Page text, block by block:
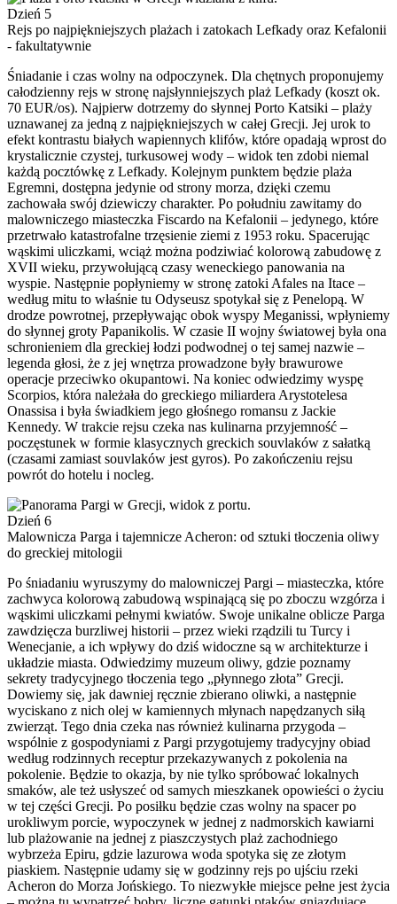
Dzień 5
Rejs po najpiękniejszych plażach i zatokach Lefkady oraz Kefalonii
- fakultatywnie
Śniadanie i czas wolny na odpoczynek. Dla chętnych proponujemy
całodzienny rejs w stronę najsłynniejszych plaż Lefkady (koszt ok.
70 EUR/os). Najpierw dotrzemy do słynnej Porto Katsiki – plaży
uznawanej za jedną z najpiękniejszych w całej Grecji. Jej urok to
efekt kontrastu białych wapiennych klifów, które opadają wprost do
krystalicznie czystej, turkusowej wody – widok ten zdobi niemal
każdą pocztówkę z Lefkady. Kolejnym punktem będzie plaża
Egremni, dostępna jedynie od strony morza, dzięki czemu
zachowała swój dziewiczy charakter. Po południu zawitamy do
malowniczego miasteczka Fiscardo na Kefalonii – jedynego, które
przetrwało katastrofalne trzęsienie ziemi z 1953 roku. Spacerując
wąskimi uliczkami, wciąż można podziwiać kolorową zabudowę z
XVII wieku, przywołującą czasy weneckiego panowania na
wyspie. Następnie popłyniemy w stronę zatoki Afales na Itace –
według mitu to właśnie tu Odyseusz spotykał się z Penelopą. W
drodze powrotnej, przepływając obok wyspy Meganissi, wpłyniemy
do słynnej groty Papanikolis. W czasie II wojny światowej była ona
schronieniem dla greckiej łodzi podwodnej o tej samej nazwie –
legenda głosi, że z jej wnętrza prowadzone były brawurowe
operacje przeciwko okupantowi. Na koniec odwiedzimy wyspę
Scorpios, która należała do greckiego miliardera Arystotelesa
Onassisa i była świadkiem jego głośnego romansu z Jackie
Kennedy. W trakcie rejsu czeka nas kulinarna przyjemność –
poczęstunek w formie klasycznych greckich souvlaków z sałatką
(czasami zamiast souvlaków jest gyros). Po zakończeniu rejsu
powrót do hotelu i nocleg.
Dzień 6
Malownicza Parga i tajemnicze Acheron: od sztuki tłoczenia oliwy
do greckiej mitologii
Po śniadaniu wyruszymy do malowniczej Pargi – miasteczka, które
zachwyca kolorową zabudową wspinającą się po zboczu wzgórza i
wąskimi uliczkami pełnymi kwiatów. Swoje unikalne oblicze Parga
zawdzięcza burzliwej historii – przez wieki rządzili tu Turcy i
Wenecjanie, a ich wpływy do dziś widoczne są w architekturze i
układzie miasta. Odwiedzimy muzeum oliwy, gdzie poznamy
sekrety tradycyjnego tłoczenia tego „płynnego złota” Grecji.
Dowiemy się, jak dawniej ręcznie zbierano oliwki, a następnie
wyciskano z nich olej w kamiennych młynach napędzanych siłą
zwierząt. Tego dnia czeka nas również kulinarna przygoda –
wspólnie z gospodyniami z Pargi przygotujemy tradycyjny obiad
według rodzinnych receptur przekazywanych z pokolenia na
pokolenie. Będzie to okazja, by nie tylko spróbować lokalnych
smaków, ale też usłyszeć od samych mieszkanek opowieści o życiu
w tej części Grecji. Po posiłku będzie czas wolny na spacer po
urokliwym porcie, wypoczynek w jednej z nadmorskich kawiarni
lub plażowanie na jednej z piaszczystych plaż zachodniego
wybrzeża Epiru, gdzie lazurowa woda spotyka się ze złotym
piaskiem. Następnie udamy się w godzinny rejs po ujściu rzeki
Acheron do Morza Jońskiego. To niezwykłe miejsce pełne jest życia